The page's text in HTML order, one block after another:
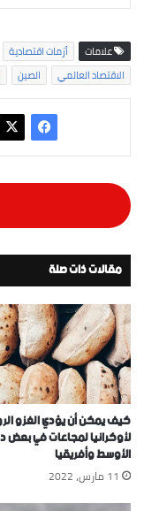
علامات أزمات اقتصادية
الاقتصاد العالمي
الصين
مقالات ذات صلة
كيف يمكن أن يؤدي الغزو
لأوكرانيا لمجاعات في
الأوسط وأفريقيا
11 مارس، 2022